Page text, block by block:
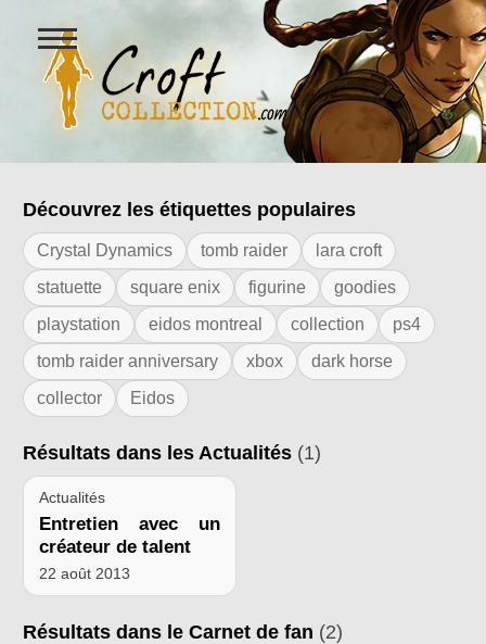
Figurines Lara Croft et
Ouvrir
le
menu
Résultats de l'étiquette "custom"
Découvrez les étiquettes populaires
Crystal Dynamics tomb raider
lara croft
statuette
square enix figurine
goodies
playstation
eidos montreal collection
ps4
tomb raider anniversary
xbox
dark horse
collector
Eidos
Résultats dans les Actualités (1)
Actualités
Entretien avec un
créateur de talent
22 août 2013
Résultats dans le Carnet de fan (2)